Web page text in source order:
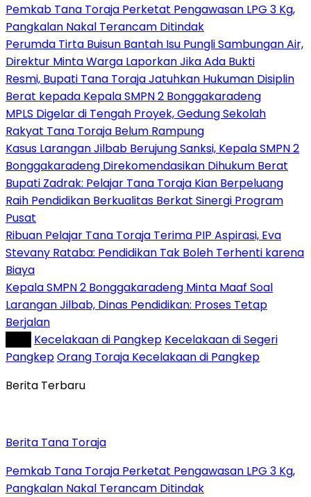
Pemkab Tana Toraja Perketat Pengawasan LPG 3 Kg,
Pangkalan Nakal Terancam Ditindak
Perumda Tirta Buisun Bantah Isu Pungli Sambungan Air,
Direktur Minta Warga Laporkan Jika Ada Bukti
Resmi, Bupati Tana Toraja Jatuhkan Hukuman Disiplin
Berat kepada Kepala SMPN 2 Bonggakaradeng
MPLS Digelar di Tengah Proyek, Gedung Sekolah
Rakyat Tana Toraja Belum Rampung
Kasus Larangan Jilbab Berujung Sanksi, Kepala SMPN 2
Bonggakaradeng Direkomendasikan Dihukum Berat
Bupati Zadrak: Pelajar Tana Toraja Kian Berpeluang
Raih Pendidikan Berkualitas Berkat Sinergi Program
Pusat
Ribuan Pelajar Tana Toraja Terima PIP Aspirasi, Eva
Stevany Rataba: Pendidikan Tak Boleh Terhenti karena
Biaya
Kepala SMPN 2 Bonggakaradeng Minta Maaf Soal
Larangan Jilbab, Dinas Pendidikan: Proses Tetap
Berjalan
Kecelakaan di Pangkep Kecelakaan di Segeri
PangkepOrang Toraja Kecelakaan di Pangkep
Berita Terbaru
Berita Tana Toraja
Pemkab Tana Toraja Perketat Pengawasan LPG 3 Kg,
Pangkalan Nakal Terancam Ditindak